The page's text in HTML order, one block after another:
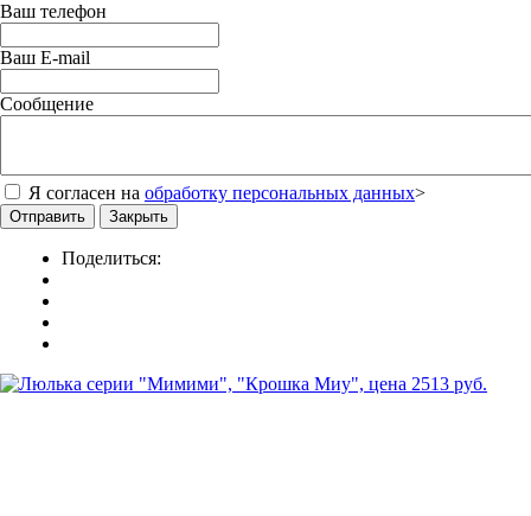
Ваш телефон
Ваш E-mail
Сообщение
Я согласен на обработку персональных данных>
Отправить Закрыть
Поделиться: